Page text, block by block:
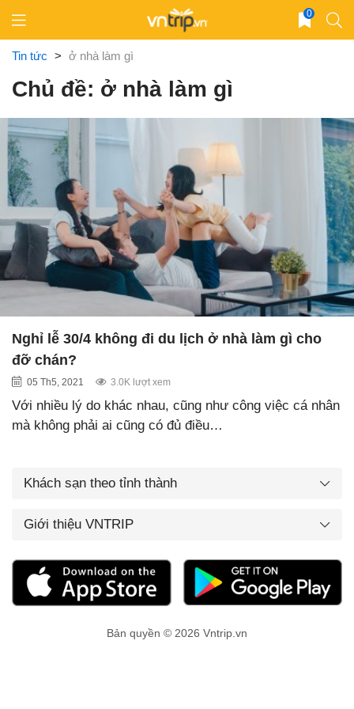
content
0
Tin tức > ở nhà làm gì
Chủ đề: ở nhà làm gì
Nghỉ lễ 30/4 không đi du lịch ở nhà làm gì cho
đỡ chán?
05 Th5, 2021 3.0K lượt xem
Với nhiều lý do khác nhau, cũng như công việc cá nhân
mà không phải ai cũng có đủ điều…
Khách sạn theo tỉnh thành
Giới thiệu VNTRIP
Bản quyền © 2026 Vntrip.vn